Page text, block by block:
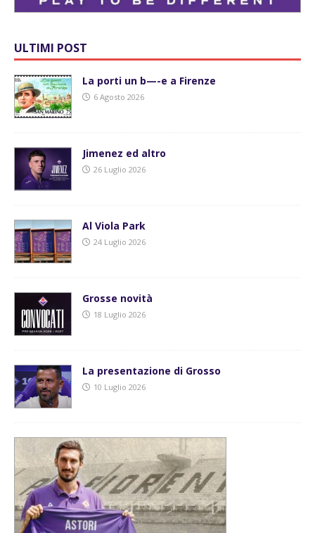
ULTIMI POST
La porti un b—-e a Firenze
6 Agosto 2026
Jimenez ed altro
26 Luglio 2026
Al Viola Park
24 Luglio 2026
Grosse novità
18 Luglio 2026
La presentazione di Grosso
10 Luglio 2026